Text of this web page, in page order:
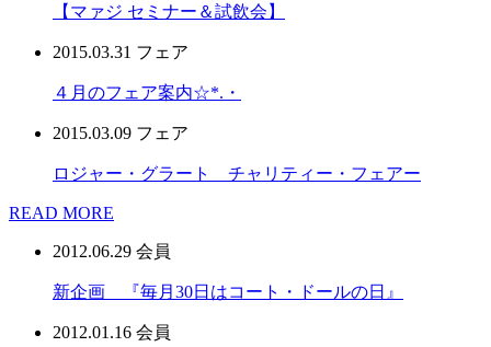
【マァジ セミナー＆試飲会】
2015.03.31 フェア
４月のフェア案内☆*.・
2015.03.09 フェア
ロジャー・グラート チャリティー・フェアー
READ MORE
2012.06.29 会員
新企画 『毎月30日はコート・ドールの日』
2012.01.16 会員